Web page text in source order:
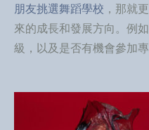
朋友挑選舞蹈學校 ，那就
來的成長和發展方向。例
級，以及是否有機會參加